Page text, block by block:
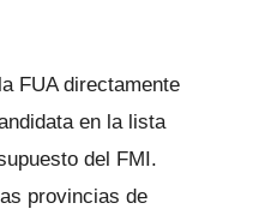
FUA directamente
en la lista
del FMI.
provincias de